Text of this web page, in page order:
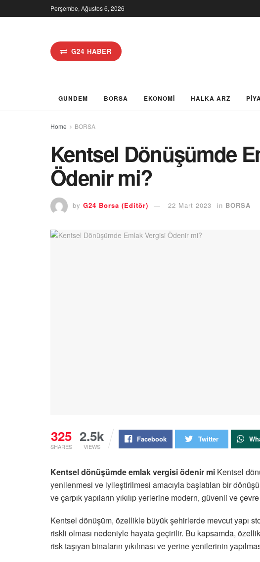
Perşembe, Ağustos 6, 2026
G24 HABER
GUNDEM BORSA EKONOMİ HALKA ARZ
Home BORSA
Kentsel Dönüşümde
Ödenir mi?
by G24 Borsa (Editör) 22 Mart 2023 in BORSA
325
SHARES
2.5k
VIEWS
Facebook Twitter
Kentsel dönüşümde emlak vergisi ödenir mi Kentsel
yenilenmesi ve iyileştirilmesi amacıyla başlatılan bir
ve çarpık yapıların yıkılıp yerlerine modern, güvenli ve
Kentsel dönüşüm, özellikle büyük şehirlerde mevcut yapı
riskli olması nedeniyle hayata geçirilir. Bu kapsamda,
risk taşıyan binaların yıkılması ve yerine yenilerinin